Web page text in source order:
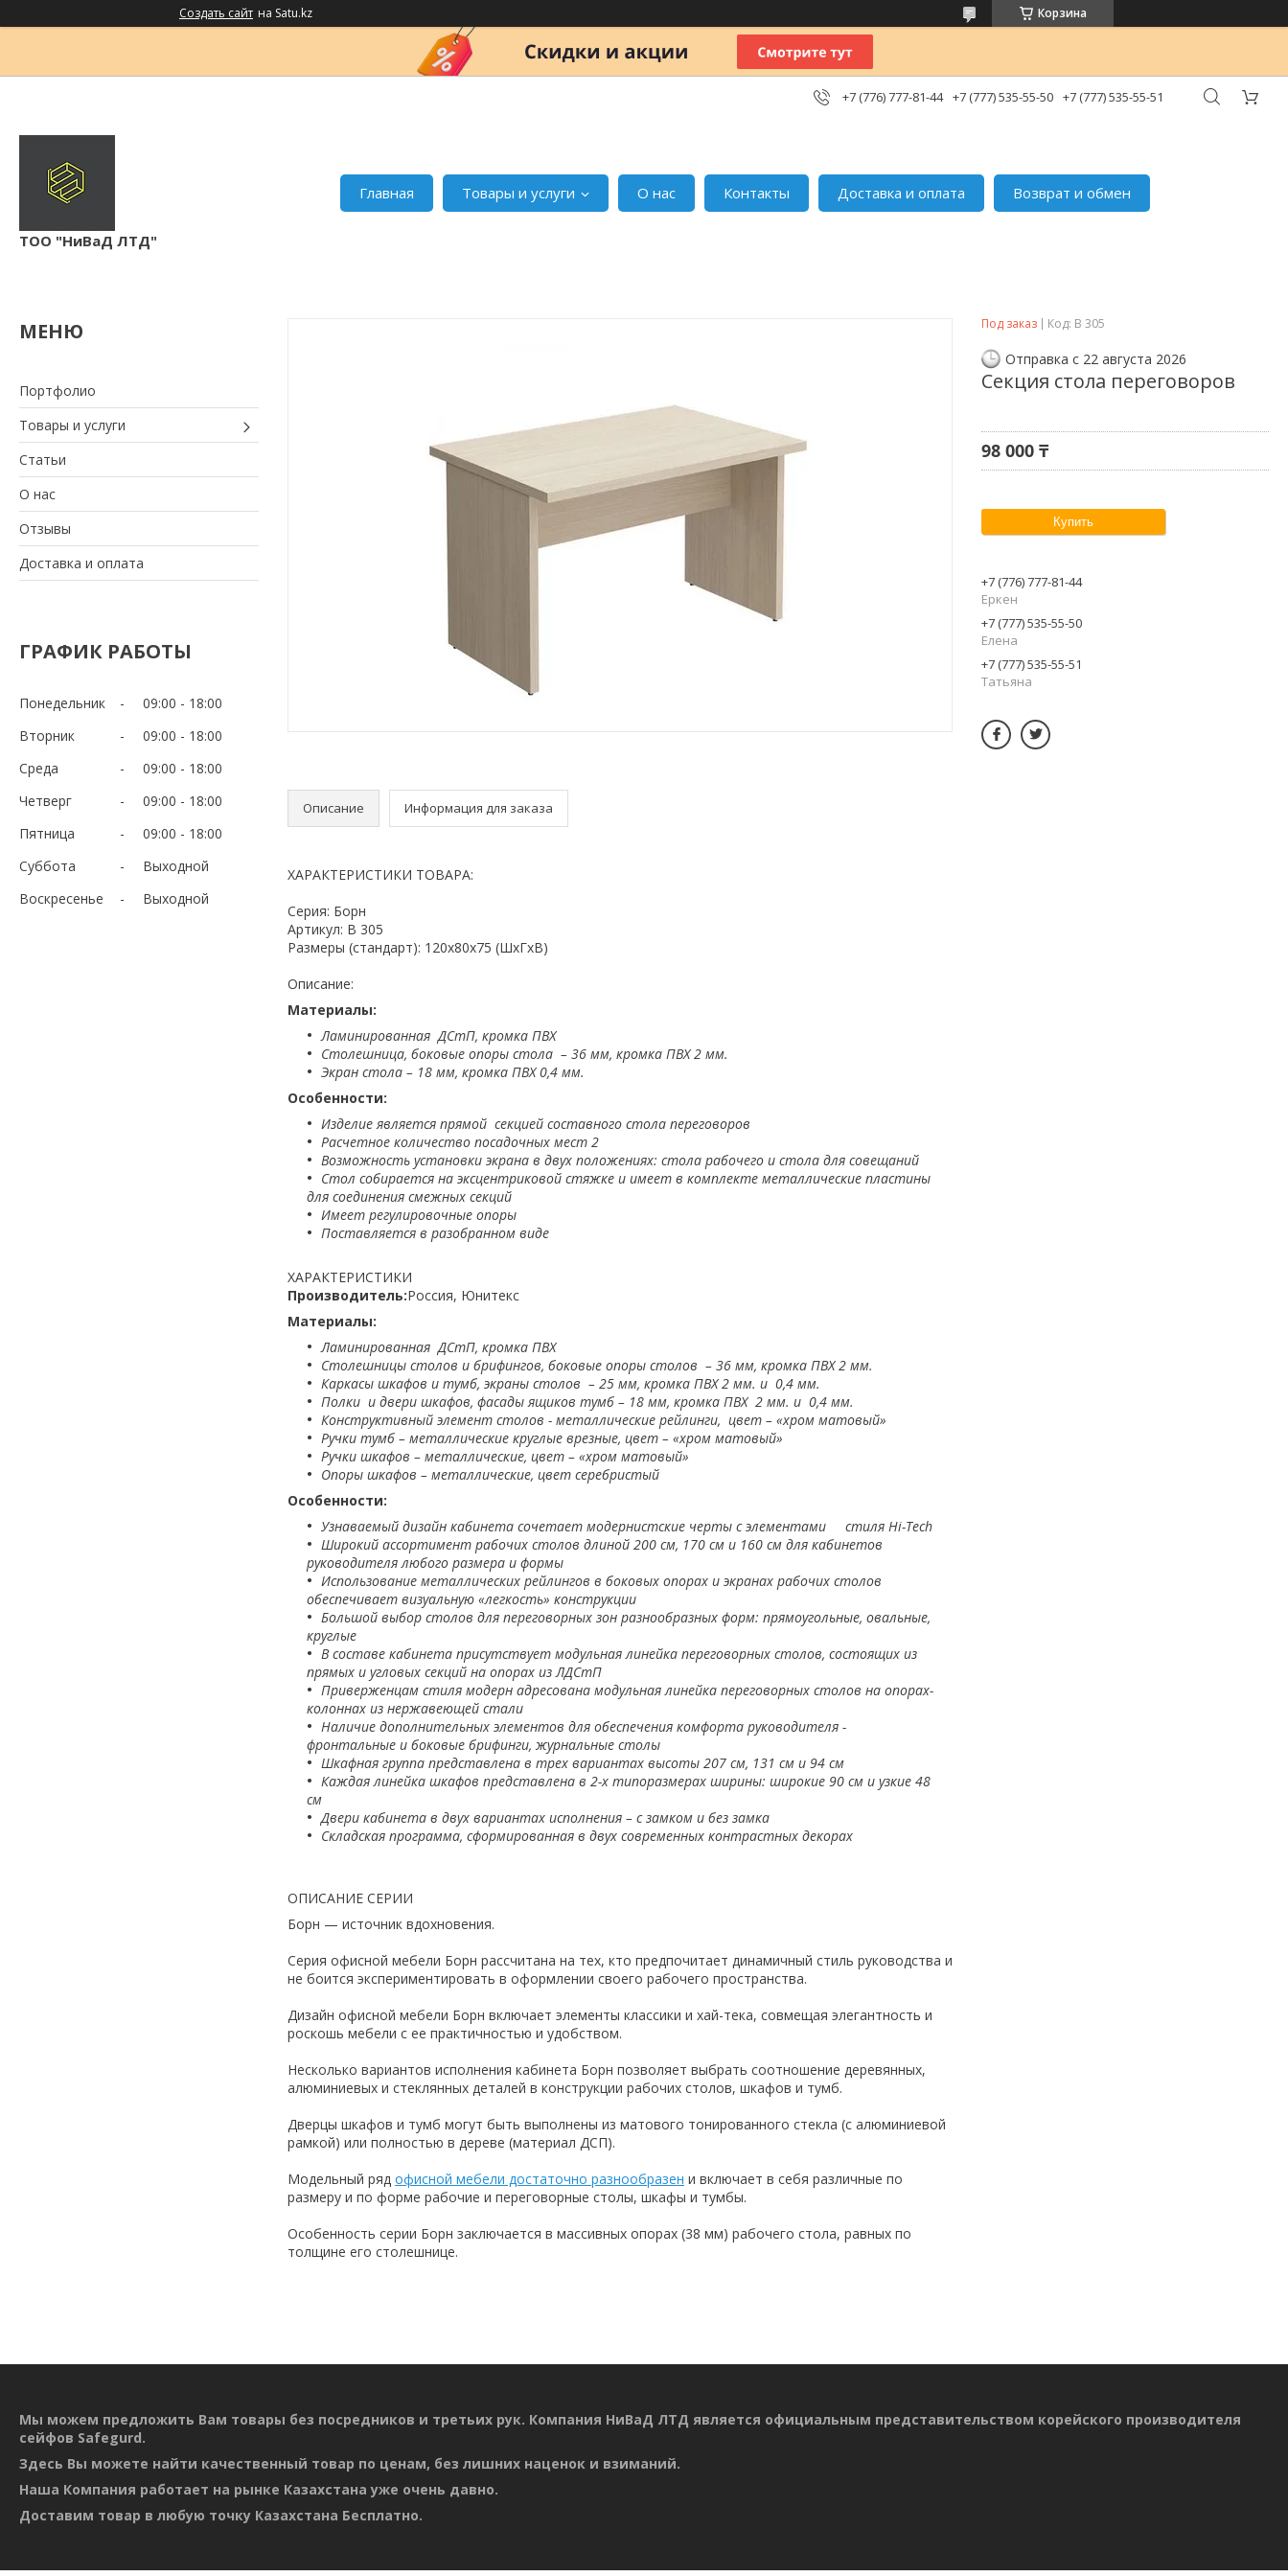
Создать сайт на Satu.kz Корзина
+7 (776) 777-81-44 +7 (777) 535-55-50 +7 (777) 535-55-51
ТОО "НиВаД ЛТД"
Главная Товары и услуги О нас Контакты Доставка и оплата Возврат и обмен
Портфолио
Товары и услуги
Статьи
О нас
Отзывы
Доставка и оплата
ГРАФИК РАБОТЫ
Понедельник 09:00
18:00
Вторник
09:00
18:00
Среда
09:00
18:00
Четверг
09:00
18:00
Пятница
09:00
18:00
Суббота
Выходной
Воскресенье
Выходной
Описание Информация для заказа
ХАРАКТЕРИСТИКИ ТОВАРА:
Серия: Борн
Артикул: В 305
Размеры (стандарт): 120x80x75 (ШхГхВ)
Описание:
Материалы:
Ламинированная ДСтП, кромка ПВХ
Столешница, боковые опоры стола – 36 мм, кромка ПВХ 2 мм.
Экран стола – 18 мм, кромка ПВХ 0,4 мм.
Особенности:
Изделие является прямой секцией составного стола переговоров
Расчетное количество посадочных мест 2
Возможность установки экрана в двух положениях: стола рабочего и стола для совещаний
Стол собирается на эксцентриковой стяжке и имеет в комплекте металлические пластины
для соединения смежных секций
Имеет регулировочные опоры
Поставляется в разобранном виде
ХАРАКТЕРИСТИКИ
Производитель:Россия, Юнитекс
Материалы:
Ламинированная ДСтП, кромка ПВХ
Столешницы столов и брифингов, боковые опоры столов – 36 мм, кромка ПВХ 2 мм.
Каркасы шкафов и тумб, экраны столов – 25 мм, кромка ПВХ 2 мм. и 0,4 мм.
Полки и двери шкафов, фасады ящиков тумб – 18 мм, кромка ПВХ 2 мм. и 0,4 мм.
Конструктивный элемент столов - металлические рейлинги, цвет – «хром матовый»
Ручки тумб – металлические круглые врезные, цвет – «хром матовый»
Ручки шкафов – металлические, цвет – «хром матовый»
Опоры шкафов – металлические, цвет серебристый
Особенности:
Узнаваемый дизайн кабинета сочетает модернистcкие черты с элементами стиля Hi-Tech
Широкий ассортимент рабочих столов длиной 200 см, 170 см и 160 см для кабинетов
руководителя любого размера и формы
Использование металлических рейлингов в боковых опорах и экранах рабочих столов
обеспечивает визуальную «легкость» конструкции
Большой выбор столов для переговорных зон разнообразных форм: прямоугольные, овальные,
круглые
В составе кабинета присутствует модульная линейка переговорных столов, состоящих из
прямых и угловых секций на опорах из ЛДСтП
Приверженцам стиля модерн адресована модульная линейка переговорных столов на опорах-
колоннах из нержавеющей стали
Наличие дополнительных элементов для обеспечения комфорта руководителя -
фронтальные и боковые брифинги, журнальные столы
Шкафная группа представлена в трех вариантах высоты 207 см, 131 см и 94 см
Каждая линейка шкафов представлена в 2-х типоразмерах ширины: широкие 90 см и узкие 48
см
Двери кабинета в двух вариантах исполнения – с замком и без замка
Складская программа, сформированная в двух современных контрастных декорах
ОПИСАНИЕ СЕРИИ
Борн — источник вдохновения.
Сeрия офисной мебели Борн рассчитана на тех, кто предпочитает динамичный стиль руководства и
не боится экспериментировать в оформлении своего рабочего пространства.
Дизайн офисной мебели Борн включает элементы классики и хай-тека, совмещая элегантность и
роскошь мебели с ее практичностью и удобством.
Несколько вариантов исполнения кабинета Борн позволяет выбрать соотношение деревянных,
алюминиевых и стеклянных деталей в конструкции рабочих столов, шкафов и тумб.
Дверцы шкафов и тумб могут быть выполнены из матового тонированного стекла (с алюминиевой
рамкой) или полностью в дереве (материал ДСП).
Модельный ряд офисной мебели достаточно разнообразен и включает в себя различные по
размеру и по форме рабочие и переговорные столы, шкафы и тумбы.
Особенность серии Борн заключается в массивных опорах (38 мм) рабочего стола, равных по
толщине его столешнице.
Под заказ Код: В 305
Отправка с 22 августа 2026
Секция стола переговоров
98 000 ₸
Купить
+7 (776) 777-81-44
Еркен
+7 (777) 535-55-50
Елена
+7 (777) 535-55-51
Татьяна
Мы можем предложить Вам товары без посредников и третьих рук. Компания НиВаД ЛТД является официальным представительством корейского производителя
сейфов Safegurd.
Здесь Вы можете найти качественный товар по ценам, без лишних наценок и взиманий.
Наша Компания работает на рынке Казахстана уже очень давно.
Доставим товар в любую точку Казахстана Бесплатно.